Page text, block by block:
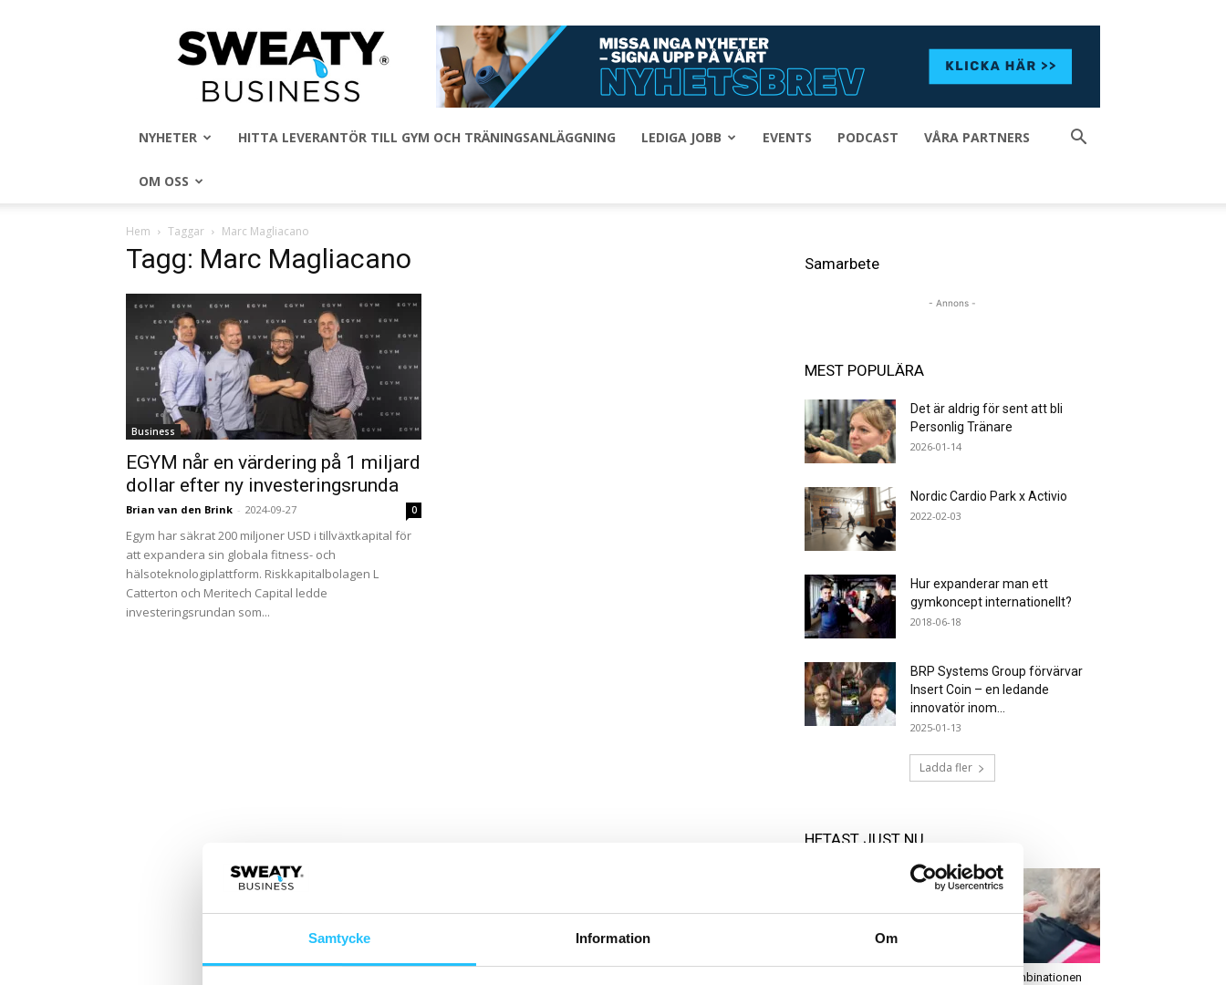
Samtycke Information Om
Sweaty
Business
NYHETER HITTA LEVERANTÖR TILL GYM OCH TRÄNINGSANLÄGGNING LEDIGA JOBB EVENTS PODCAST VÅRA PARTNERS
OM OSS
Hem Taggar Marc Magliacano
Tagg: Marc Magliacano
Business
EGYM når en värdering på 1 miljard
dollar efter ny investeringsrunda
Brian van den Brink - 2024-09-27 0
Egym har säkrat 200 miljoner USD i tillväxtkapital för
att expandera sin globala fitness- och
hälsoteknologiplattform. Riskkapitalbolagen L
Catterton och Meritech Capital ledde
investeringsrundan som...
Samarbete
- Annons -
MEST POPULÄRA
Det är aldrig för sent att bli
Personlig Tränare
2026-01-14
Nordic Cardio Park x Activio
2022-02-03
Hur expanderar man ett
gymkoncept internationellt?
2018-06-18
BRP Systems Group förvärvar
Insert Coin – en ledande
innovatör inom...
2025-01-13
Ladda fler
HETAST JUST NU
Studie: Kombinationen